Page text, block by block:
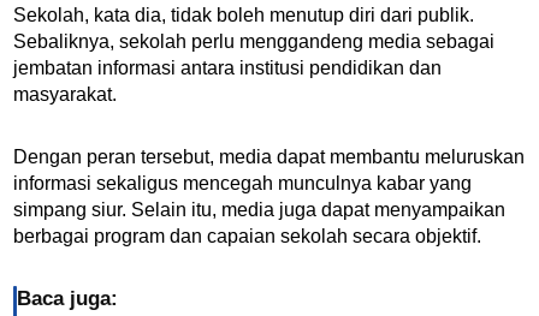
Sekolah, kata dia, tidak boleh menutup diri dari publik.
Sebaliknya, sekolah perlu menggandeng media sebagai
jembatan informasi antara institusi pendidikan dan
masyarakat.
Dengan peran tersebut, media dapat membantu meluruskan
informasi sekaligus mencegah munculnya kabar yang
simpang siur. Selain itu, media juga dapat menyampaikan
berbagai program dan capaian sekolah secara objektif.
Baca juga: